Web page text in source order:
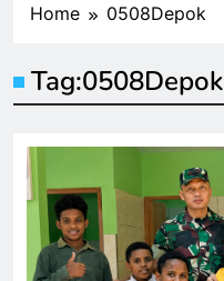
Home 0508Depok
Tag:0508Depok